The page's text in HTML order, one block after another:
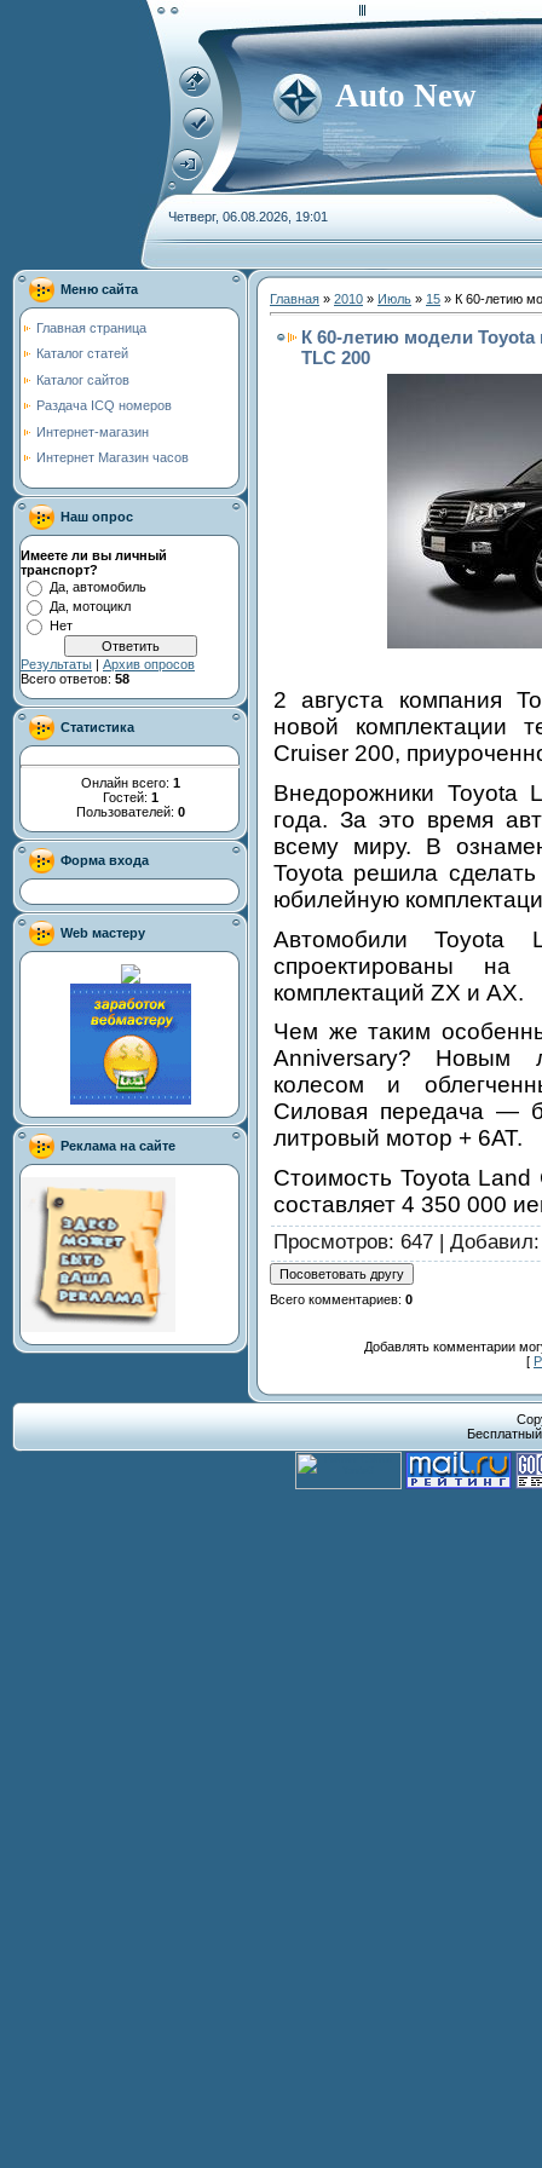
Auto New
Четверг, 06.08.2026, 19:01
Меню сайта
Главная страница
Каталог статей
Каталог сайтов
Раздача ICQ номеров
Интернет-магазин
Интернет Магазин часов
Наш опрос
Имеете ли вы личный
транспорт?
Да, автомобиль
Да, мотоцикл
Нет
Результаты | Архив опросов
Всего ответов: 58
Статистика
Онлайн всего: 1
Гостей: 1
Пользователей: 0
Форма входа
Web мастеру
Реклама на сайте
Главная » 2010 » Июль » 15 » К 60-летию
К 60-летию модели
TLC 200
2 августа компания
новой комплектации
Cruiser 200,
Внедорожники Toyota
года. За это время
всему миру. В
Toyota решила
юбилейную
Автомобили Toyota
спроектированы
комплектаций ZX и AX.
Чем же таким
Anniversary? Новым
колесом и
Силовая передача —
литровый мотор + 6АТ.
Стоимость Toyota
составляет 4 350 000
Просмотров: 647 | Добавил
Всего комментариев: 0
Добавлять комментарии
[